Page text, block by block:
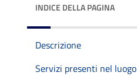
INDICE DELLA PAGINA
Descrizione
Servizi presenti nel luogo